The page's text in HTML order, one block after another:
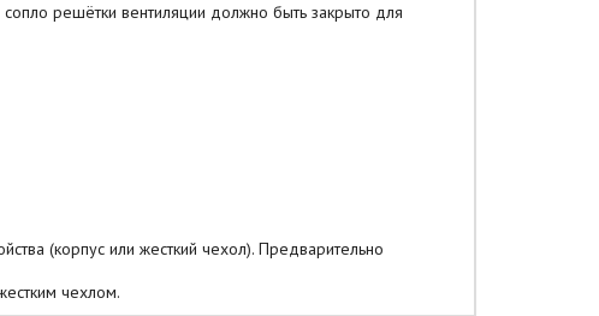
решётки вентиляции должно быть закрыто для
(корпус или жесткий чехол). Предварительно
чехлом.